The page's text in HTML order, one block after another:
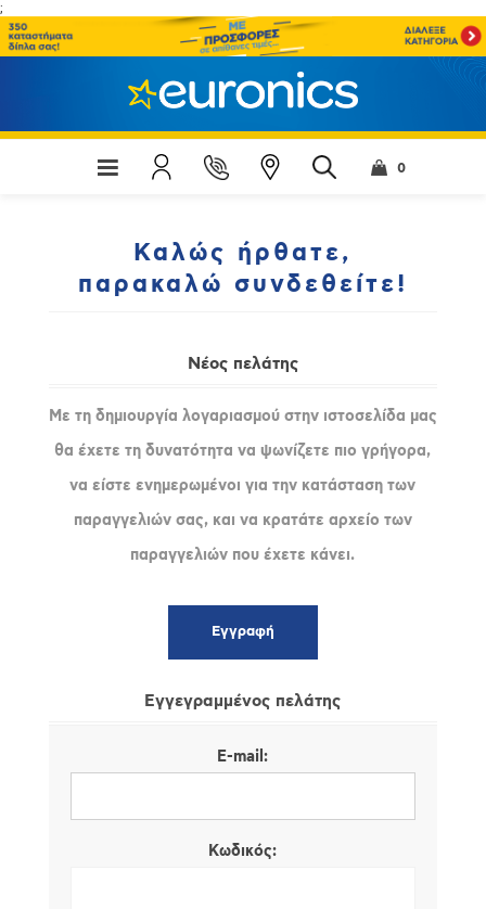
;
0
Καλώς ήρθατε,
παρακαλώ συνδεθείτε!
Νέος πελάτης
Με τη δημιουργία λογαριασμού στην ιστοσελίδα μας
θα έχετε τη δυνατότητα να ψωνίζετε πιο γρήγορα,
να είστε ενημερωμένοι για την κατάσταση των
παραγγελιών σας, και να κρατάτε αρχείο των
παραγγελιών που έχετε κάνει.
Εγγεγραμμένος πελάτης
E-mail:
Κωδικός: